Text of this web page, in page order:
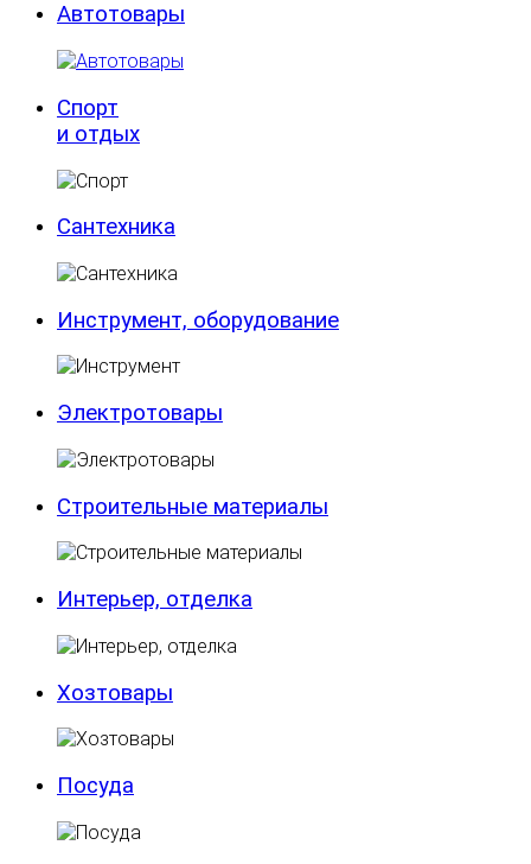
Автотовары
Спорт
и отдых
Сантехника
Инструмент, оборудование
Электротовары
Строительные материалы
Интерьер, отделка
Хозтовары
Посуда